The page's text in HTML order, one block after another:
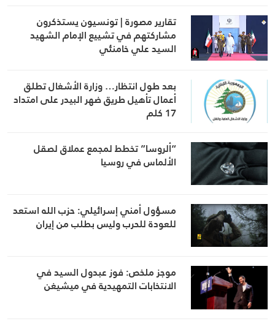
تقارير مصورة | تونسيون يستذكرون
مشاركتهم في تشييع الإمام الشهيد
السيد علي خامنئي
بعد طول انتظار… وزارة الأشغال تطلق
أعمال تأهيل طريق ضهر البيدر على امتداد
17 كلم
“ألروسا” تخطط لمجمع عملاق لصقل
الألماس في روسيا
مسؤول أمني إسرائيلي: حزب الله استعد
للعودة للحرب وليس بطلب من إيران
موجز ملخص: فوز عبدول السيد في
الانتخابات التمهيدية في ميشيغن